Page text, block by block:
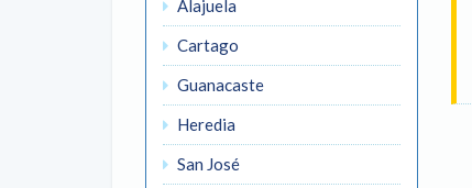
Alajuela
Cartago
Guanacaste
Heredia
San José